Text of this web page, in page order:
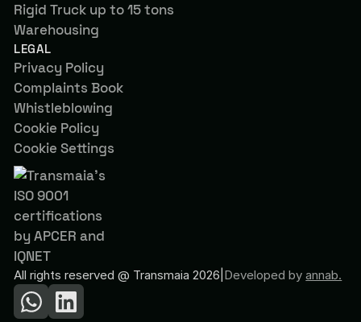
Rigid Truck up to 15 tons
Warehousing
LEGAL
Privacy Policy
Complaints Book
Whistleblowing
Cookie Policy
Cookie Settings
All rights reserved @ Transmaia 2026 Developed byannab.